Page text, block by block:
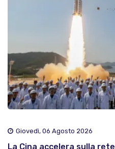
Giovedì, 06 Agosto 2026
La Cina accelera sulla